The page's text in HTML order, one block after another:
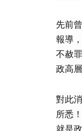
先前
報導
不赦
政高
對此
所悉
就是